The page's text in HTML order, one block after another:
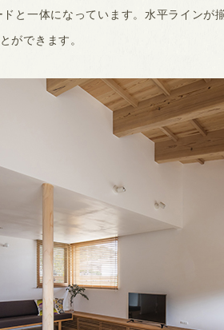
と一体になっています。水平ラインが
ができます。